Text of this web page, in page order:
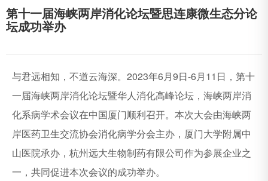
第十一届海峡两岸消化论坛暨思连康微生态分论
坛成功举办
与君远相知，不道云海深。2023年6月9日-6月11日，第十
一届海峡两岸消化论坛暨华人消化高峰论坛，海峡两岸消
化系病学术会议在中国厦门顺利召开。本次大会由海峡两
岸医药卫生交流协会消化病学分会主办，厦门大学附属中
山医院承办，杭州远大生物制药有限公司作为参展企业之
一，共同促进本次会议的成功举办。